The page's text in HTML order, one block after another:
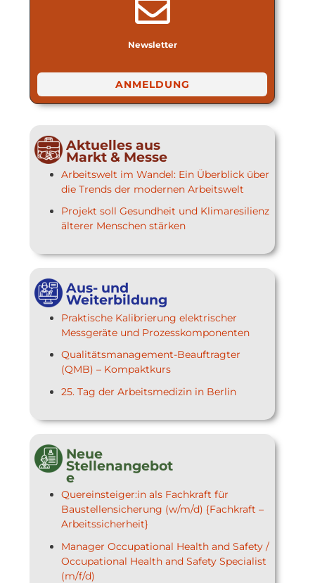
Newsletter
ANMELDUNG
Aktuelles aus
Markt & Messe
Arbeitswelt im Wandel: Ein Überblick über
die Trends der modernen Arbeitswelt
Projekt soll Gesundheit und Klimaresilienz
älterer Menschen stärken
Aus- und
Weiterbildung
Praktische Kalibrierung elektrischer
Messgeräte und Prozesskomponenten
Qualitätsmanagement-Beauftragter
(QMB) – Kompaktkurs
25. Tag der Arbeitsmedizin in Berlin
Neue
Stellenangebot
e
Quereinsteiger:in als Fachkraft für
Baustellensicherung (w/m/d) {Fachkraft –
Arbeitssicherheit}
Manager Occupational Health and Safety /
Occupational Health and Safety Specialist
(m/f/d)